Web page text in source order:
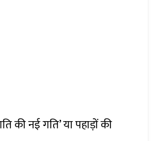
की नई गति’ या पहाड़ों की